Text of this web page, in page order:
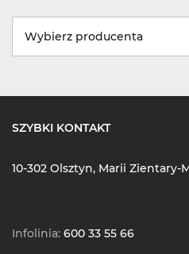
Wybierz producenta
SZYBKI KONTAKT
10-302 Olsztyn, Marii Zientary-
Infolinia: 600 33 55 66